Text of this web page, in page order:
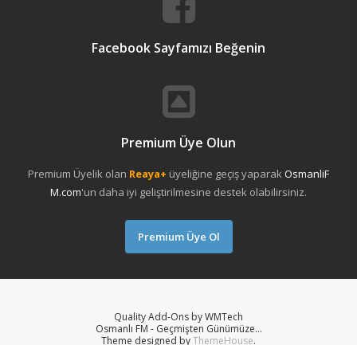
Facebook Sayfamızı Beğenin
Premium Üye Olun
Premium Üyelik olan Reaya+ üyeliğine geçiş yaparakOsmanliF
M.com'un daha iyi geliştirilmesine destek olabilirsiniz.
Premium Üye Ol
Quality Add-Ons by WMTech
Osmanlı FM - Geçmişten Günümüze...
Theme designed byThemeHouse.